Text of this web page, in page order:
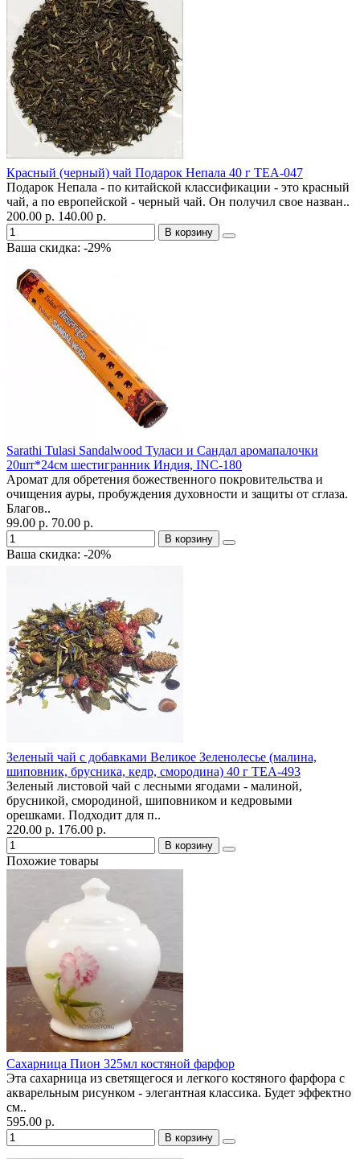
Красный (черный) чай Подарок Непала 40 г TEA-047
Подарок Непала - по китайской классификации - это красный
чай, а по европейской - черный чай. Он получил свое назван..
200.00 р. 140.00 р.
В корзину
Ваша скидка: -29%
Sarathi Tulasi Sandalwood Туласи и Сандал аромапалочки
20шт*24см шестигранник Индия, INC-180
Аромат для обретения божественного покровительства и
очищения ауры, пробуждения духовности и защиты от сглаза.
Благов..
99.00 р. 70.00 р.
В корзину
Ваша скидка: -20%
Зеленый чай с добавками Великое Зеленолесье (малина,
шиповник, брусника, кедр, смородина) 40 г ТЕА-493
Зеленый листовой чай с лесными ягодами - малиной,
брусникой, смородиной, шиповником и кедровыми
орешками. Подходит для п..
220.00 р. 176.00 р.
В корзину
Похожие товары
Сахарница Пион 325мл костяной фарфор
Эта сахарница из светящегося и легкого костяного фарфора с
акварельным рисунком - элегантная классика. Будет эффектно
см..
595.00 р.
В корзину